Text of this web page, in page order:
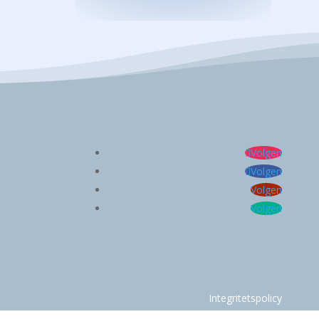
Volgen
Volgen
Volgen
Volgen
Integritetspolicy